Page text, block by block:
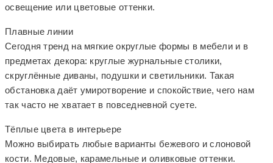
освещение или цветовые оттенки.
Плавные линии
Сегодня тренд на мягкие округлые формы в мебели и в
предметах декора: круглые журнальные столики,
скруглённые диваны, подушки и светильники. Такая
обстановка даёт умиротворение и спокойствие, чего нам
так часто не хватает в повседневной суете.
Тёплые цвета в интерьере
Можно выбирать любые варианты бежевого и слоновой
кости. Медовые, карамельные и оливковые оттенки.